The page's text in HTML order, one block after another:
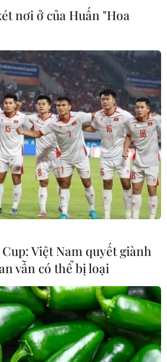
TẤN XÃ VIỆT NAM
TIẾN DUẨN
THỊ TÁM, KHÚC THANH
Quy định sử dụng
Hỗ trợ
TTXVN
do Bộ Thông tin và Truyền thông
Thị Tám: 093.5958688, Email:
nơi ở của Huấn "Hoa
Cup: Việt Nam quyết giành
vẫn có thể bị loại